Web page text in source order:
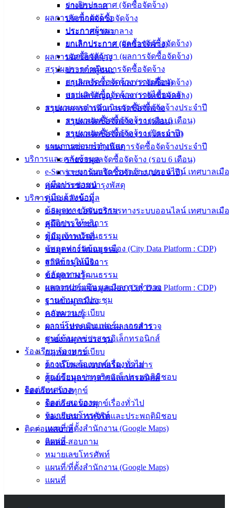
ยกเลิกประกาศ (จัดซื้อจัดจ้าง)
ผลการจัดซื้อจัดจ้าง
ประกาศผู้ชนะ
ยกเลิกประกาศ (ผลการจัดซื้อจัดจ้าง)
บอกเลิกสัญญา (ผลการจัดซื้อจัดจ้าง)
สรุปผลการดำเนินการจัดซื้อจัดจ้าง
สรุปผลจัดซื้อจัดจ้าง (รายเดือน)
สรุปผลจัดซื้อจัดจ้าง (รายไตรมาส)
รายงานผลการดำเนินการจัดซื้อจัดจ้างประจำปี
รายงานผลจัดซื้อจัดจ้าง (รอบ 6 เดือน)
รายงานผลจัดซื้อจัดจ้าง (ประจำปี)
แผนการซ่อมบำรุงพัสดุ
บริการและคลังข้อมูล
e-Service ขอรับบริการทางระบบออนไลน์ เทศบาลเมื
คู่มือประชาชน
คู่มือเจ้าหน้าที่
ข้อมูลทางวัฒนธรรม
สถิติการให้บริการ
ข้อมูลทางวัฒนธรรม
แพลตฟอร์มข้อมูลเมือง (City Data Platform : CDP)
ฐานข้อมูลเมือง
คลังความรู้
ผลการประเมิน และผลการสำรวจ
รายงานการประชุม
กฎหมาย ระเบียบ
ดาวน์โหลดแบบฟอร์ม, เอกสาร
ศูนย์ข้อมูลข่าวสารอิเล็กทรอนิกส์
ร้องเรียน ร้องทุกข์
ร้องเรียน ร้องทุกข์เรื่องทั่วไป
ร้องเรียนการทุจริตและประพฤติมิชอบ
ติดต่อเทศบาล
ติดต่อ-สอบถาม
หมายเลขโทรศัพท์
แผนที่/ที่ตั้งสำนักงาน (Google Maps)
แผนที่
ร่างประกาศ
ประกาศจัดซื้อจัดจ้าง
ประกาศราคากลาง
ยกเลิกประกาศ (จัดซื้อจัดจ้าง)
ผลการจัดซื้อจัดจ้าง
ประกาศผู้ชนะ
ยกเลิกประกาศ (ผลการจัดซื้อจัดจ้าง)
บอกเลิกสัญญา (ผลการจัดซื้อจัดจ้าง)
สรุปผลการดำเนินการจัดซื้อจัดจ้าง
สรุปผลจัดซื้อจัดจ้าง (รายเดือน)
สรุปผลจัดซื้อจัดจ้าง (รายไตรมาส)
รายงานผลการดำเนินการจัดซื้อจัดจ้างประจำปี
รายงานผลจัดซื้อจัดจ้าง (รอบ 6 เดือน)
รายงานผลจัดซื้อจัดจ้าง (ประจำปี)
แผนการซ่อมบำรุงพัสดุ
บริการและคลังข้อมูล
e-Service ขอรับบริการทางระบบออนไลน์ เทศบาลเมื
คู่มือประชาชน
คู่มือเจ้าหน้าที่
ข้อมูลทางวัฒนธรรม
สถิติการให้บริการ
ข้อมูลทางวัฒนธรรม
แพลตฟอร์มข้อมูลเมือง (City Data Platform : CDP)
ฐานข้อมูลเมือง
คลังความรู้
ผลการประเมิน และผลการสำรวจ
รายงานการประชุม
กฎหมาย ระเบียบ
ดาวน์โหลดแบบฟอร์ม, เอกสาร
ศูนย์ข้อมูลข่าวสารอิเล็กทรอนิกส์
ร้องเรียน ร้องทุกข์
ร้องเรียน ร้องทุกข์เรื่องทั่วไป
ร้องเรียนการทุจริตและประพฤติมิชอบ
ติดต่อเทศบาล
ติดต่อ-สอบถาม
หมายเลขโทรศัพท์
แผนที่/ที่ตั้งสำนักงาน (Google Maps)
แผนที่
อ่างศิลา 90/338
บริการ
ประชาชน
ดาวน์โหลด
แบบ
ฟอร์ม,
เอกสาร
คู่มือ
สำหรับ
ประชาชน/
คู่มือการ
ปฏิบัติ
งาน
ข่าวสาร
น่ารู้
ศุนย์
ข้อมูล
ข่าวสาร
อิเล็กทรอนิกส์
องค์
ความรู้
(Knowledge
Management)
เทศบาล